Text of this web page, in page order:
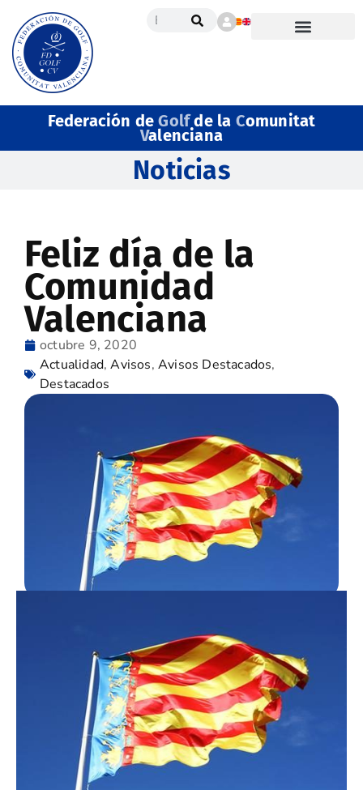
Federación deGolfde la Comunitat
Valenciana
Noticias
Feliz día de la
Comunidad
Valenciana
octubre 9, 2020
Actualidad,Avisos,Avisos Destacados,
Destacados